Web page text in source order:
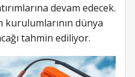
devam edecek.
dünya
tahmin ediliyor.